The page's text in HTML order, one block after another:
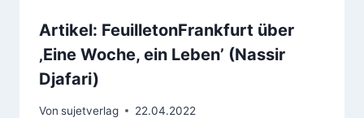
Artikel: FeuilletonFrankfurt über
‚Eine Woche, ein Leben’ (Nassir
Djafari)
Von sujetverlag 22.04.2022